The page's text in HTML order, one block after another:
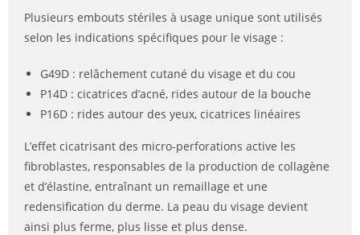
Plusieurs embouts stériles à usage unique sont utilisés
selon les indications spécifiques pour le visage :
G49D : relâchement cutané du visage et du cou
P14D : cicatrices d’acné, rides autour de la bouche
P16D : rides autour des yeux, cicatrices linéaires
L’effet cicatrisant des micro-perforations active les
fibroblastes, responsables de la production de collagène
et d’élastine, entraînant un remaillage et une
redensification du derme. La peau du visage devient
ainsi plus ferme, plus lisse et plus dense.